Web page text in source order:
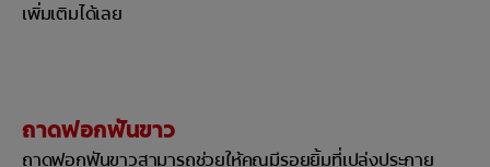
เพิ่มเติมได้เลย
ถาดฟอกฟันขาว
ถาดฟอกฟันขาวสามารถช่วยให้คุณมีรอยยิ้มที่เปล่งประกาย